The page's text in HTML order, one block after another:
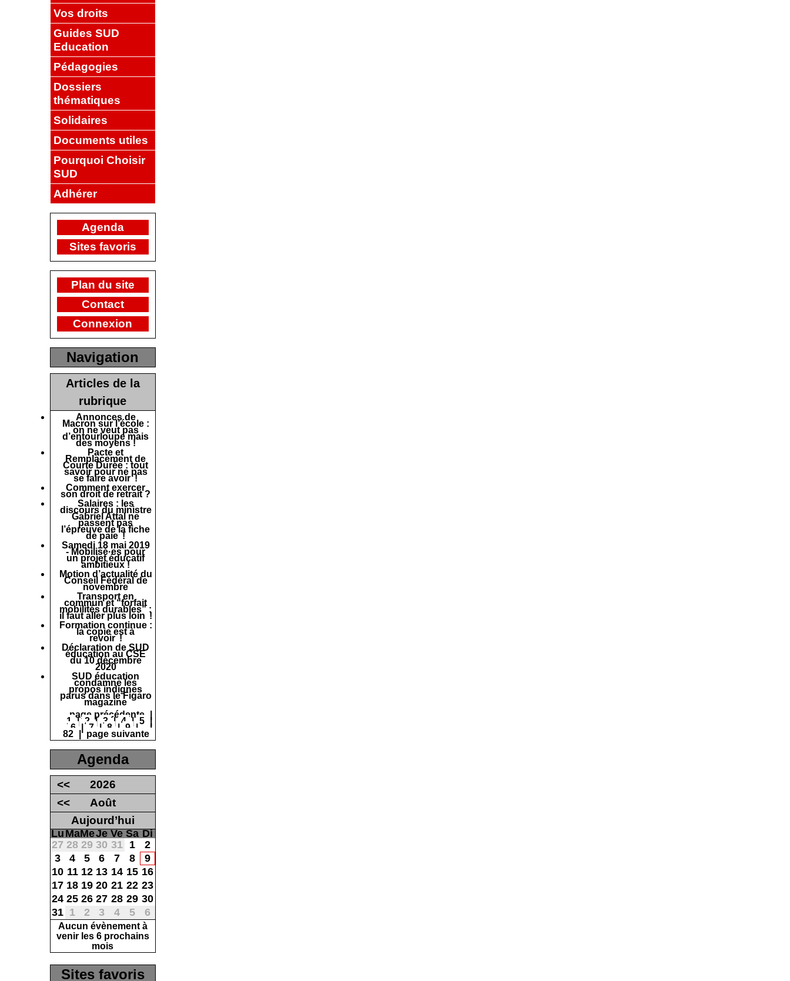
Vos droits
Guides SUD
Education
Pédagogies
Dossiers
thématiques
Solidaires
Documents utiles
Pourquoi Choisir
SUD
Adhérer
Agenda
Sites favoris
Plan du site
Contact
Connexion
Navigation
Articles de la
rubrique
Annonces de
Macron sur l’école :
on ne veut pas
d’entourloupe mais
des moyens !
Pacte et
Remplacement de
Courte Durée : tout
savoir pour ne pas
se faire avoir !
Comment exercer
son droit de retrait ?
Salaires : les
discours du ministre
Gabriel Attal ne
passent pas
l’épreuve de la fiche
de paie !
Samedi 18 mai 2019
- Mobilisé·es pour
un projet éducatif
ambitieux !
Motion d’actualité du
Conseil Fédéral de
novembre
Transport en
commun et “forfait
mobilités durables” :
il faut aller plus loin !
Formation continue :
la copie est à
revoir !
Déclaration de SUD
éducation au CSE
du 10 décembre
2020
SUD éducation
condamne les
propos indignes
parus dans le Figaro
magazine
page précédente
1 | 2 | 3 | 4 | 5 |
6 | 7 | 8 | 9 |... |
82 | page suivante
Agenda
<<
2026
<<
Août
Aujourd’hui
Lu MaMeJe Ve Sa Di
27 28 29 30 31 1
2
3
4 5 6 7 8
9
10 11 12 13 14 15 16
17 18 19 20 21 22 23
24 25 26 27 28 29 30
31 1 2 3 4 5 6
Aucun évènement à
venir les 6 prochains
mois
Sites favoris